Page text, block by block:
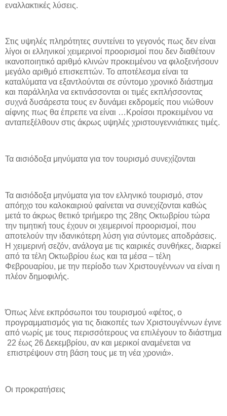
εναλλακτικές λύσεις.
Στις υψηλές πληρότητες συντείνει το γεγονός πως δεν είναι
λίγοι οι ελληνικοί χειμερινοί προορισμοί που δεν διαθέτουν
ικανοποιητικό αριθμό κλινών προκειμένου να φιλοξενήσουν
μεγάλο αριθμό επισκεπτών. Το αποτέλεσμα είναι τα
καταλύματα να εξαντλούνται σε σύντομο χρονικό διάστημα
και παράλληλα να εκτινάσσονται οι τιμές εκπλήσσοντας
συχνά δυσάρεστα τους εν δυνάμει εκδρομείς που νιώθουν
αίφνης πως θα έπρεπε να είναι …Κροίσοι προκειμένου να
ανταπεξέλθουν στις άκρως υψηλές χριστουγεννιάτικες τιμές.
Τα αισιόδοξα μηνύματα για τον τουρισμό συνεχίζονται
Τα αισιόδοξα μηνύματα για τον ελληνικό τουρισμό, στον
απόηχο του καλοκαιριού φαίνεται να συνεχίζονται καθώς
μετά το άκρως θετικό τριήμερο της 28ης Οκτωβρίου τώρα
την τιμητική τους έχουν οι χειμερινοί προορισμοί, που
αποτελούν την ιδανικότερη λύση για σύντομες αποδράσεις.
Η χειμερινή σεζόν, ανάλογα με τις καιρικές συνθήκες, διαρκεί
από τα τέλη Οκτωβρίου έως και τα μέσα – τέλη
Φεβρουαρίου, με την περίοδο των Χριστουγέννων να είναι η
πλέον δημοφιλής.
Όπως λένε εκπρόσωποι του τουρισμού «φέτος, ο
προγραμματισμός για τις διακοπές των Χριστουγέννων έγινε
από νωρίς με τους περισσότερους να επιλέγουν το διάστημα
22 έως 26 Δεκεμβρίου, αν και μερικοί αναμένεται να
επιστρέψουν στη βάση τους με τη νέα χρονιά».
Οι προκρατήσεις